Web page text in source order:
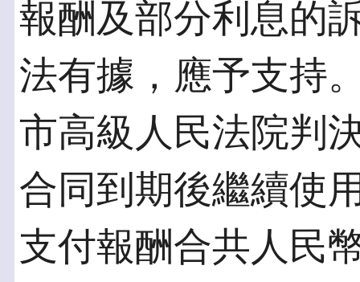
報酬及部分利息的
法有據，應予支持
市高級人民法院判
合同到期後繼續使
支付報酬合共人民